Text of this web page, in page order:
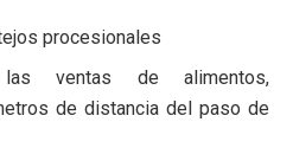
procesionales
las ventas de alimentos,
de distancia del paso de